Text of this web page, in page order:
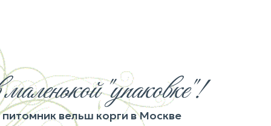
"упаковке"!
питомник вельш корги в Москве